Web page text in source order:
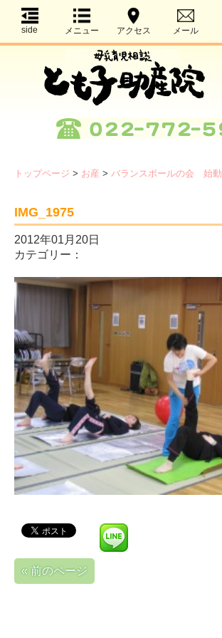
side メニュー アクセス メール
トップページ > お産 > バランスボールの会 始動
IMG_1975
2012年01月20日
カテゴリー：
« 前のページ